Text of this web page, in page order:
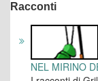
Racconti
NEL MIRINO